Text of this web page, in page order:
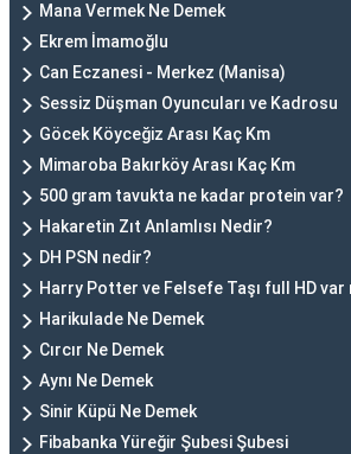
Mana Vermek Ne Demek
Ekrem İmamoğlu
Can Eczanesi - Merkez (Manisa)
Sessiz Düşman Oyuncuları ve Kadrosu
Göcek Köyceğiz Arası Kaç Km
Mimaroba Bakırköy Arası Kaç Km
500 gram tavukta ne kadar protein var?
Hakaretin Zıt Anlamlısı Nedir?
DH PSN nedir?
Harry Potter ve Felsefe Taşı full HD var
Harikulade Ne Demek
Cırcır Ne Demek
Aynı Ne Demek
Sinir Küpü Ne Demek
Fibabanka Yüreğir Şubesi Şubesi